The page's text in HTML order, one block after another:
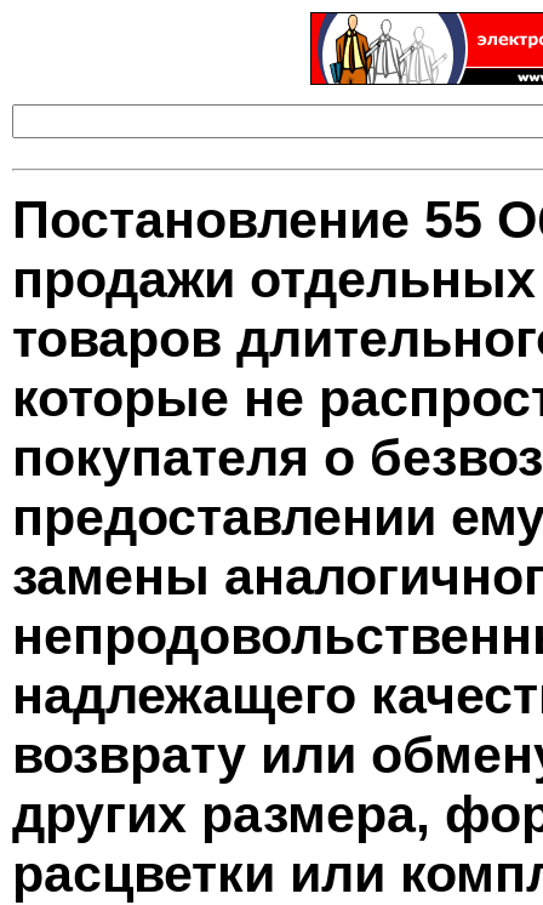
Постановление 55
продажи
товаров
которые не
покупателя о
предоставлении
замены
надлежащего
возврату или
других размера,
расцветки или